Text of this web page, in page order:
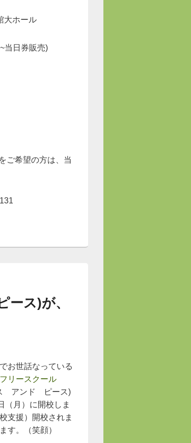
大ホール
当日券販売)
ご希望の方は、当
ス)が、
お世話なっている
リースクール
アンド ピース)
（月）に開校しま
支援）開校されま
す。（笑顔）